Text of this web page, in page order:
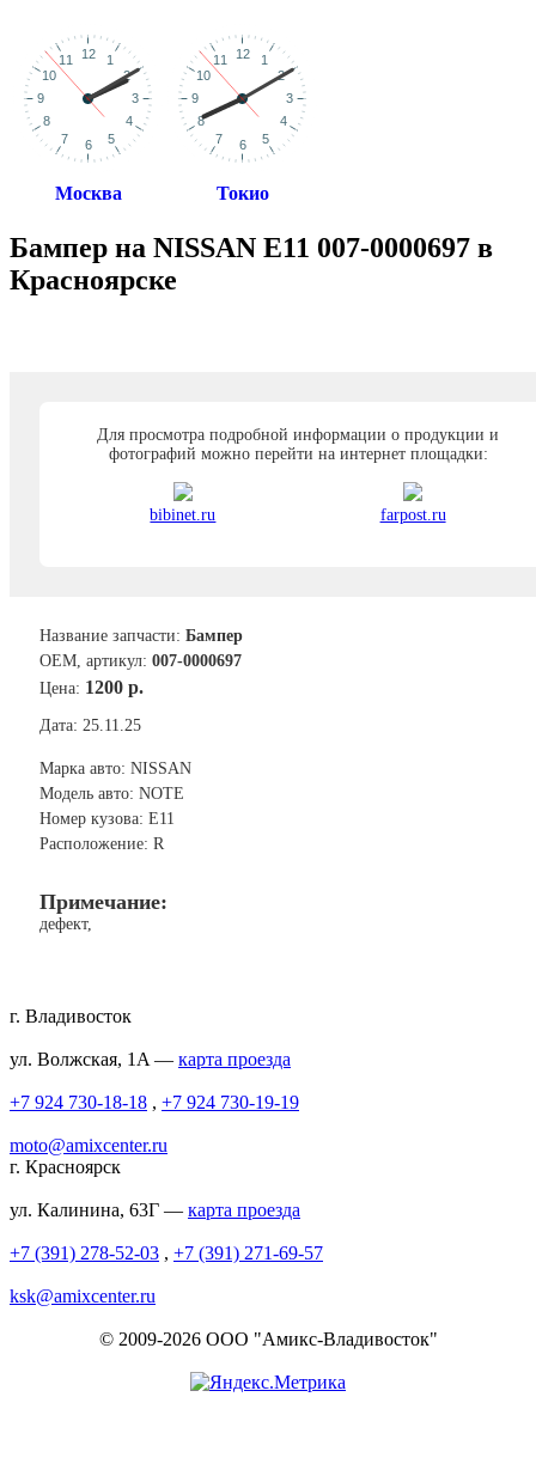
Москва Токио
Бампер на NISSAN E11 007-0000697 в
Красноярске
Для просмотра подробной информации о продукции и
фотографий можно перейти на интернет площадки:
bibinet.ru farpost.ru
Название запчасти: Бампер
ОЕМ, артикул: 007-0000697
Цена: 1200 р.
Дата: 25.11.25
Марка авто: NISSAN
Модель авто: NOTE
Номер кузова: E11
Расположение: R
Примечание:
дефект,
г. Владивосток
ул. Волжская, 1A — карта проезда
+7 924 730-18-18 , +7 924 730-19-19
moto@amixcenter.ru
г. Красноярск
ул. Калинина, 63Г — карта проезда
+7 (391) 278-52-03 , +7 (391) 271-69-57
ksk@amixcenter.ru
© 2009-2026 ООО "Амикс-Владивосток"